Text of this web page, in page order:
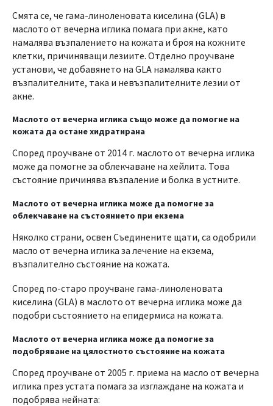
Смята се, че гама-линоленовата киселина (GLA) в
маслото от вечерна иглика помага при акне, като
намалява възпалението на кожата и броя на кожните
клетки, причиняващи лезиите. Отделно проучване
установи, че добавянето на GLA намалява както
възпалителните, така и невъзпалителните лезии от
акне.
Маслото от вечерна иглика също може да помогне на
кожата да остане хидратирана
Според проучване от 2014 г. маслото от вечерна иглика
може да помогне за облекчаване на хейлита. Това
състояние причинява възпаление и болка в устните.
Маслото от вечерна иглика може да помогне за
облекчаване на състоянието при екзема
Няколко страни, освен Съединените щати, са одобрили
масло от вечерна иглика за лечение на екзема,
възпалително състояние на кожата.
Според по-старо проучване гама-линоленовата
киселина (GLA) в маслото от вечерна иглика може да
подобри състоянието на епидермиса на кожата.
Маслото от вечерна иглика може да помогне за
подобряване на цялостното състояние на кожата
Според проучване от 2005 г. приема на масло от вечерна
иглика през устата помага за изглаждане на кожата и
подобрява нейната: